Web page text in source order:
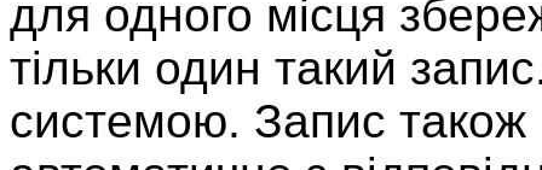
для одного місця
тільки один такий
системою. Запис